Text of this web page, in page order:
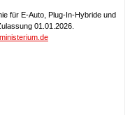
für E-Auto, Plug-In-Hybride und
01.01.2026.